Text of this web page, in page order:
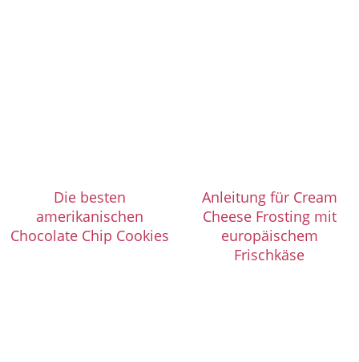
Die besten
amerikanischen
Chocolate Chip Cookies
Anleitung für Cream
Cheese Frosting mit
europäischem
Frischkäse